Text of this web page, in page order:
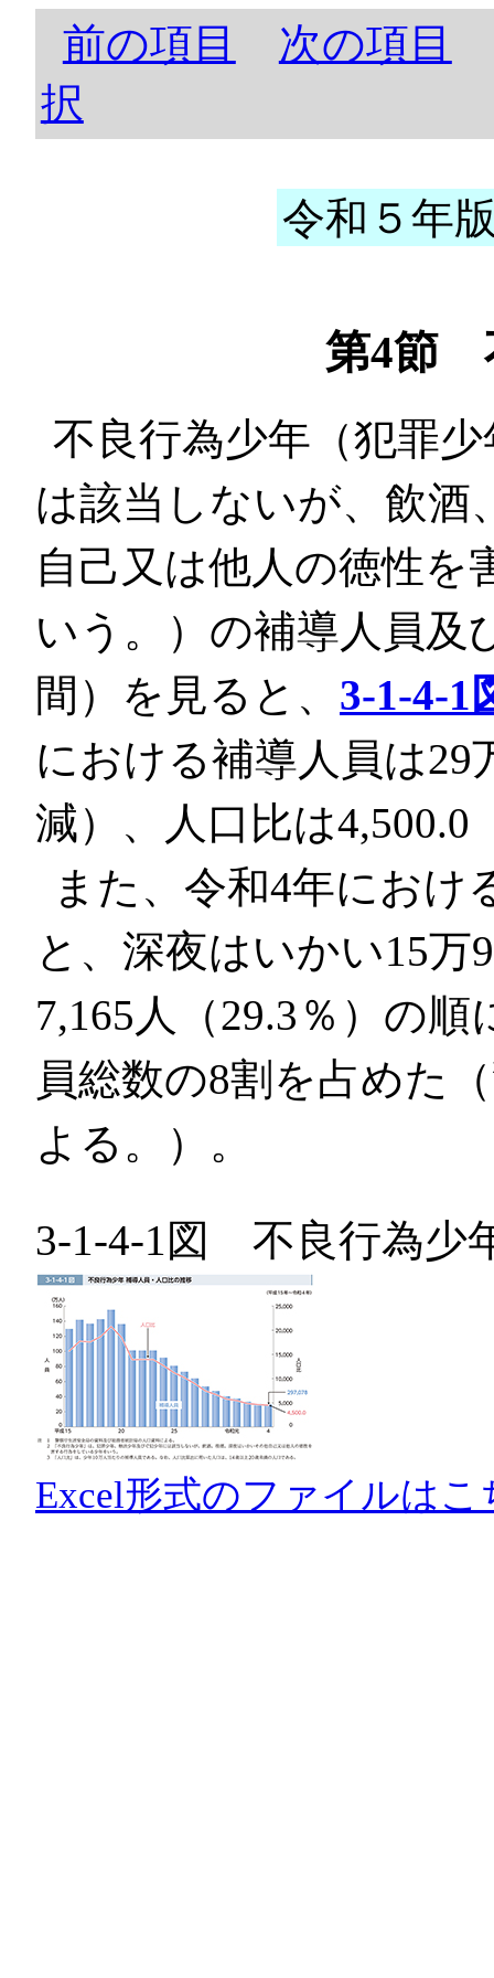
前の項目
次の項目
択
令和５年
第4節
不良行為少年（犯罪
は該当しないが、飲酒
自己又は他人の徳性を
いう。）の補導人員及
間）を見ると、 3-1-4-1
における補導人員は29
減）、人口比は4,500.0
また、令和4年におけ
と、深夜はいかい15万
7,165人（29.3％）の
員総数の8割を占めた
よる。）。
3-1-4-1図 不良行為少
Excel形式のファイルはこ